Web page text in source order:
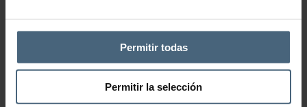
Permitir todas
Permitir la selección
111,00€–301,00€